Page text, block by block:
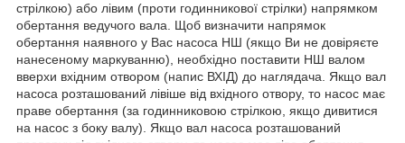
стрілкою) або лівим (проти годинникової стрілки) напрямком
обертання ведучого вала. Щоб визначити напрямок
обертання наявного у Вас насоса НШ (якщо Ви не довіряєте
нанесеному маркуванню), необхідно поставити НШ валом
вверхи вхідним отвором (напис ВХІД) до наглядача. Якщо вал
насоса розташований лівіше від вхідного отвору, то насос має
праве обертання (за годинниковою стрілкою, якщо дивитися
на насос з боку валу). Якщо вал насоса розташований